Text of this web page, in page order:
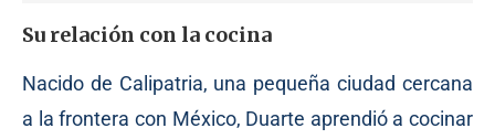
Su relación con la cocina
Nacido de Calipatria, una pequeña ciudad cercana
a la frontera con México, Duarte aprendió a cocinar